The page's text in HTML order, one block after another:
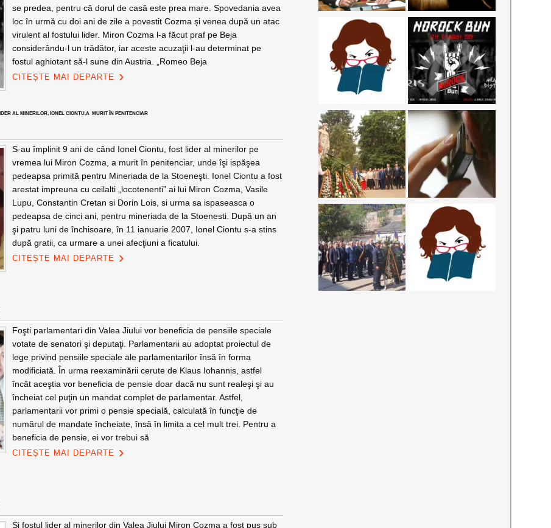
se predea, pentru că dorul de casă este prea mare. Spovedania avea
loc în urmă cu doi ani de zile a povestit Cozma și venea după un atac
virulent al fostului lider. Miron Cozma l-a făcut praf pe Beja
considerându-l un trădător, iar aceste acuzaţii l-au determinat pe
fostul aghiotant să-l sune din Austria. „Romeo Beja
CITEȘTE MAI DEPARTE
AL MINERILOR, IONEL CIONTU,A MURIT ÎN PENITENCIAR
S-au împlinit 9 ani de când Ionel Ciontu, fost lider al minerilor pe
vremea lui Miron Cozma, a murit în penitenciar, unde îşi ispăşea
pedeapsa primită pentru Mineriada de la Stoeneşti. Ionel Ciontu a fost
arestat impreuna cu ceilalti „locotenenti” ai lui Miron Cozma, Vasile
Lupu, Constantin Cretan si Dorin Lois, si urma sa ispaseasca o
pedeapsa de cinci ani, pentru mineriada de la Stoenesti. După un an
şi patru luni de închisoare, în 11 ianuarie 2007, Ionel Ciontu s-a stins
după gratii, ca urmare a unei afecţiuni a ficatului.
CITEȘTE MAI DEPARTE
Foşti parlamentari din Valea Jiului vor beneficia de pensiile speciale
votate de senatori şi deputaţi. Parlamentarii au adoptat proiectul de
lege privind pensiile speciale ale parlamentarilor însă în forma
modificiată. În urma reexaminării cerute de Klaus Iohannis, astfel
încât aceştia vor beneficia de pensie doar dacă nu sunt realeşi şi au
încheiat cel puţin un mandat complet de parlamentar. Astfel,
parlamentarii vor primi o pensie specială, calculată în funcţie de
numărul de mandate încheiate, însă în limita a cel mult trei. Pentru a
beneficia de pensie, ei vor trebui să
CITEȘTE MAI DEPARTE
Şi fostul lider al minerilor din Valea Jiului Miron Cozma a fost pus sub